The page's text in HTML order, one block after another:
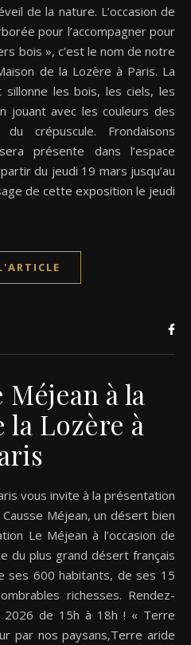
de la nature. L’occasion de
pour l’accompagner pour
bois », c’est le nom de notre
de la Lozère à Paris. La
sillonne les bois, les ciels, les
jouant avec les couleurs des
crépuscule. Frondaisons
présente dans l’espace
du jeudi 19 mars jusqu’au
de cette exposition le jeudi
Méjean à la
la Lozère à
Méjean, un désert bien
Le Méjean à l’occasion de
du plus grand désert français
ses 600 habitants, de ses 15
richesses. Rendez-
2026 de 15h à 18h ! « Terre
par nos paysans,Terre aride